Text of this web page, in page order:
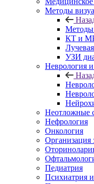
Методы
Методы
КТ и
УЗИ
Неврология
Неотложные
Нефрология
Онкология
Организация
Педиатрия
Психиатрия